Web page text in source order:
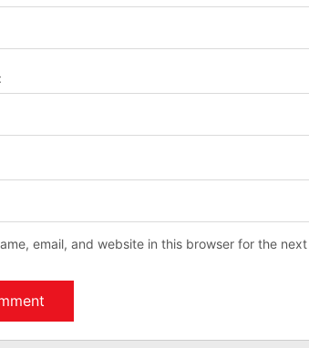
email, and website in this browser for the